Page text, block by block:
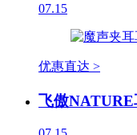
07.15
优惠直达 >
飞傲NATURE